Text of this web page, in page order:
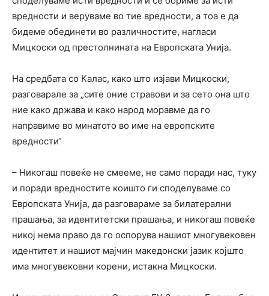
вредности и веруваме во тие вредности, а тоа е да
бидеме обединети во различностите, нагласи
Мицкоски од престолнината на Европската Унија.
На средбата со Калас, како што изјави Мицкоски,
разговарале за „сите оние стравови и за сето она што
ние како држава и како народ моравме да го
направиме во минатото во име на европските
вредности“
– Никогаш повеќе не смееме, не само поради нас, туку
и поради вредностите коишто ги споделуваме со
Европската Унија, да разговараме за билатерални
прашања, за идентитетски прашања, и никогаш повеќе
никој нема право да го оспорува нашиот многувековен
идентитет и нашиот мајчин македонски јазик којшто
има многувековни корени, истакна Мицкоски.